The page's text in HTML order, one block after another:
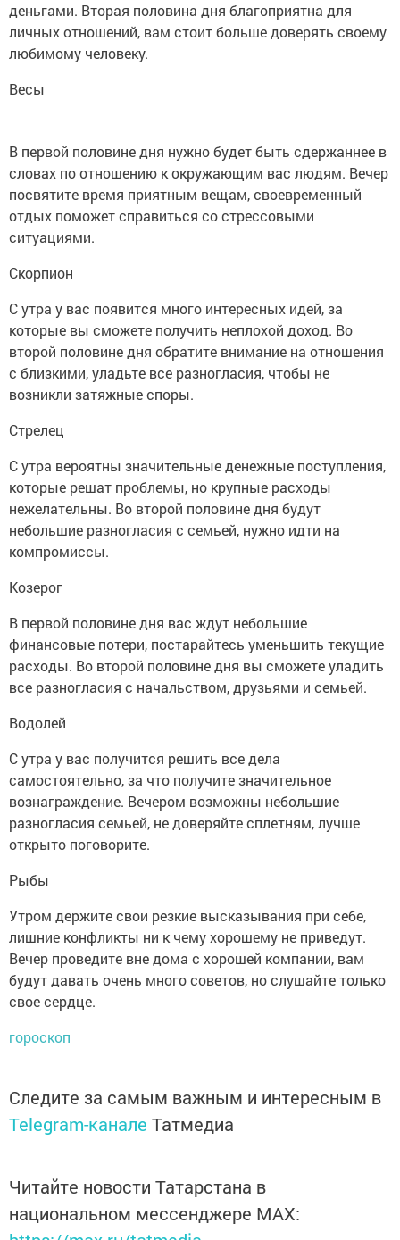
деньгами. Вторая половина дня благоприятна для
личных отношений, вам стоит больше доверять своему
любимому человеку.
Весы
В первой половине дня нужно будет быть сдержаннее в
словах по отношению к окружающим вас людям. Вечер
посвятите время приятным вещам, своевременный
отдых поможет справиться со стрессовыми
ситуациями.
Скорпион
С утра у вас появится много интересных идей, за
которые вы сможете получить неплохой доход. Во
второй половине дня обратите внимание на отношения
с близкими, уладьте все разногласия, чтобы не
возникли затяжные споры.
Стрелец
С утра вероятны значительные денежные поступления,
которые решат проблемы, но крупные расходы
нежелательны. Во второй половине дня будут
небольшие разногласия с семьей, нужно идти на
компромиссы.
Козерог
В первой половине дня вас ждут небольшие
финансовые потери, постарайтесь уменьшить текущие
расходы. Во второй половине дня вы сможете уладить
все разногласия с начальством, друзьями и семьей.
Водолей
С утра у вас получится решить все дела
самостоятельно, за что получите значительное
вознаграждение. Вечером возможны небольшие
разногласия семьей, не доверяйте сплетням, лучше
открыто поговорите.
Рыбы
Утром держите свои резкие высказывания при себе,
лишние конфликты ни к чему хорошему не приведут.
Вечер проведите вне дома с хорошей компании, вам
будут давать очень много советов, но слушайте только
свое сердце.
гороскоп
Следите за самым важным и интересным в
Telegram-канале Татмедиа
Читайте новости Татарстана в
национальном мессенджере MАХ: